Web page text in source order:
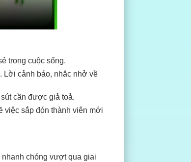
trong cuộc sống.
Lời cảnh báo, nhắc nhở về
cần được giả toả.
việc sắp đón thành viên mới
chóng vượt qua giai